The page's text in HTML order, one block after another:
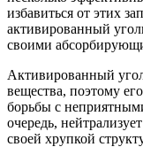
избавиться от этих
активированный
своими
Активированный
вещества, поэтому
борьбы с
очередь,
своей хрупкой